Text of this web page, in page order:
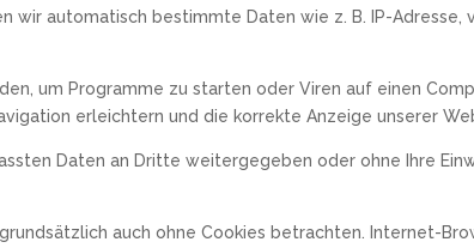
wir automatisch bestimmte Daten wie z. B. IP-
um Programme zu starten oder Viren auf einen
erleichtern und die korrekte Anzeige unserer
Daten an Dritte weitergegeben oder ohne Ihre
auch ohne Cookies betrachten. Internet-